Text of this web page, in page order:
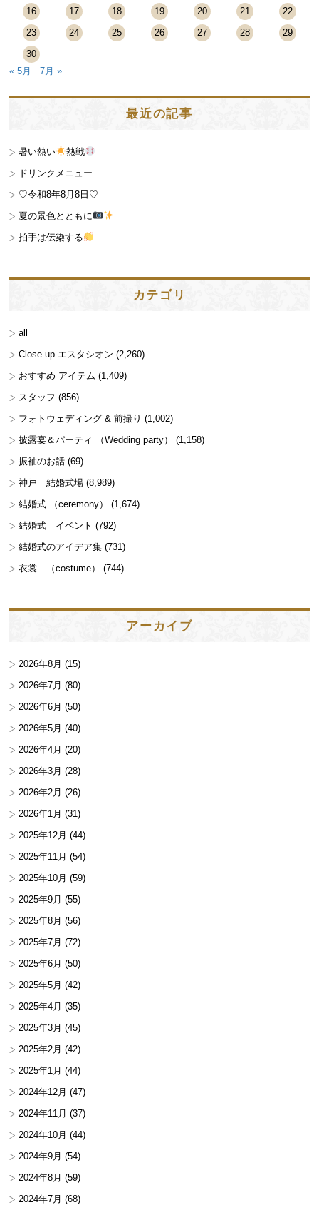
16 17 18 19 20 21
22
23
24 25 26 27 28
29
30
« 5月
7月 »
最近の記事
暑い熱い
熱戦
ドリンクメニュー
♡令和8年8月8日♡
夏の景色とともに
拍手は伝染する
カテゴリ
all
Close up エスタシオン (2,260)
おすすめ アイテム (1,409)
スタッフ (856)
フォトウェディング & 前撮り (1,002)
披露宴＆パーティ （Wedding party）
(1,158)
振袖のお話 (69)
神戸 結婚式場 (8,989)
結婚式 （ceremony）
(1,674)
結婚式 イベント (792)
結婚式のアイデア集 (731)
衣裳 （costume）
(744)
アーカイブ
2026年8月 (15)
2026年7月 (80)
2026年6月 (50)
2026年5月 (40)
2026年4月 (20)
2026年3月 (28)
2026年2月 (26)
2026年1月 (31)
2025年12月 (44)
2025年11月 (54)
2025年10月 (59)
2025年9月 (55)
2025年8月 (56)
2025年7月 (72)
2025年6月 (50)
2025年5月 (42)
2025年4月 (35)
2025年3月 (45)
2025年2月 (42)
2025年1月 (44)
2024年12月 (47)
2024年11月 (37)
2024年10月 (44)
2024年9月 (54)
2024年8月 (59)
2024年7月 (68)